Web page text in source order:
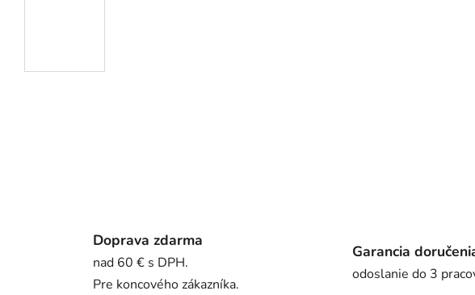
Doprava zdarma
nad 60 € s DPH.
Pre koncového zákazníka.
Garancia
odoslanie do 3